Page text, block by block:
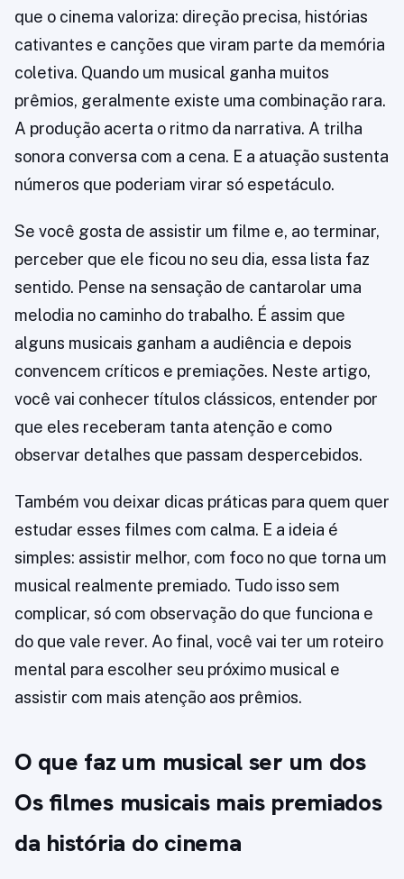
que o cinema valoriza: direção precisa, histórias
cativantes e canções que viram parte da memória
coletiva. Quando um musical ganha muitos
prêmios, geralmente existe uma combinação rara.
A produção acerta o ritmo da narrativa. A trilha
sonora conversa com a cena. E a atuação sustenta
números que poderiam virar só espetáculo.
Se você gosta de assistir um filme e, ao terminar,
perceber que ele ficou no seu dia, essa lista faz
sentido. Pense na sensação de cantarolar uma
melodia no caminho do trabalho. É assim que
alguns musicais ganham a audiência e depois
convencem críticos e premiações. Neste artigo,
você vai conhecer títulos clássicos, entender por
que eles receberam tanta atenção e como
observar detalhes que passam despercebidos.
Também vou deixar dicas práticas para quem quer
estudar esses filmes com calma. E a ideia é
simples: assistir melhor, com foco no que torna um
musical realmente premiado. Tudo isso sem
complicar, só com observação do que funciona e
do que vale rever. Ao final, você vai ter um roteiro
mental para escolher seu próximo musical e
assistir com mais atenção aos prêmios.
O que faz um musical ser um dos
Os filmes musicais mais premiados
da história do cinema